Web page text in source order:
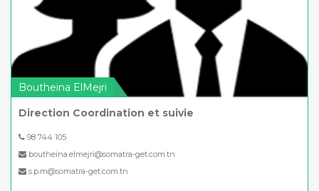
Boutheina ElMejri
Direction Coordination et suivie
98 744 105
boutheina.elmejri@somatra-get.com.tn
s.p.m@somatra-get.com.tn